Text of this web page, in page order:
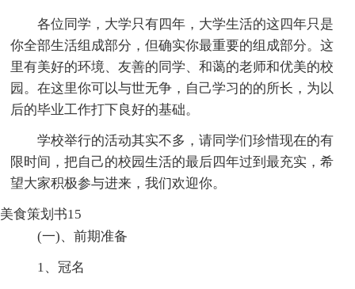
各位同学，大学只有四年，大学生活的这四年只是
你全部生活组成部分，但确实你最重要的组成部分。这
里有美好的环境、友善的同学、和蔼的老师和优美的校
园。在这里你可以与世无争，自己学习的的所长，为以
后的毕业工作打下良好的基础。
学校举行的活动其实不多，请同学们珍惜现在的有
限时间，把自己的校园生活的最后四年过到最充实，希
望大家积极参与进来，我们欢迎你。
美食策划书15
(一)、前期准备
1、冠名